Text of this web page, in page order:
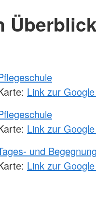
Link zur
Link zur
und
Link zur